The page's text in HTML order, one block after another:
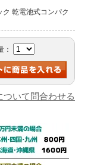
ク 乾電池式コンパク
：
いて問合わせる